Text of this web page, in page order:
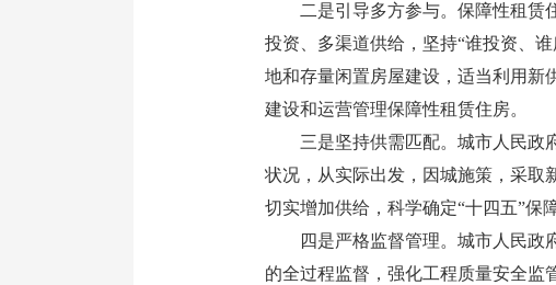
二是引导多方参与。保障性租赁住
投资、多渠道供给，坚持“谁投资、
地和存量闲置房屋建设，适当利用新
建设和运营管理保障性租赁住房。
三是坚持供需匹配。城市人民政府
状况，从实际出发，因城施策，采取
切实增加供给，科学确定“十四五”保
四是严格监督管理。城市人民政府
的全过程监督，强化工程质量安全监